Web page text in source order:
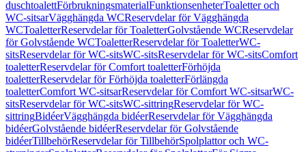
duschtoalettFörbrukningsmaterialFunktionsenheterToaletter och
WC-sitsarVägghängda WCReservdelar för Vägghängda
WCToaletterReservdelar för ToaletterGolvstående WCReservdelar
för Golvstående WCToaletterReservdelar för ToaletterWC-
sitsReservdelar för WC-sitsWC-sitsReservdelar för WC-sitsComfort
toaletterReservdelar för Comfort toaletterFörhöjda
toaletterReservdelar för Förhöjda toaletterFörlängda
toaletterComfort WC-sitsarReservdelar för Comfort WC-sitsarWC-
sitsReservdelar för WC-sitsWC-sittringReservdelar för WC-
sittringBidéerVägghängda bidéerReservdelar för Vägghängda
bidéerGolvstående bidéerReservdelar för Golvstående
bidéerTillbehörReservdelar för TillbehörSpolplattor och WC-